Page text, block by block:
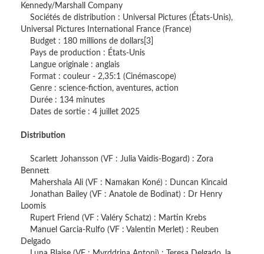
Kennedy/Marshall Company
Sociétés de distribution : Universal Pictures (États-Unis),
Universal Pictures International France (France)
Budget : 180 millions de dollars[3]
Pays de production : États-Unis
Langue originale : anglais
Format : couleur - 2,35:1 (Cinémascope)
Genre : science-fiction, aventures, action
Durée : 134 minutes
Dates de sortie : 4 juillet 2025
Distribution
Scarlett Johansson (VF : Julia Vaidis-Bogard) : Zora
Bennett
Mahershala Ali (VF : Namakan Koné) : Duncan Kincaid
Jonathan Bailey (VF : Anatole de Bodinat) : Dr Henry
Loomis
Rupert Friend (VF : Valéry Schatz) : Martin Krebs
Manuel Garcia-Rulfo (VF : Valentin Merlet) : Reuben
Delgado